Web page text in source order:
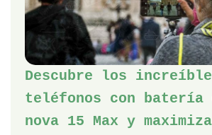
Descubre los
teléfonos con batería
nova 15 Max y